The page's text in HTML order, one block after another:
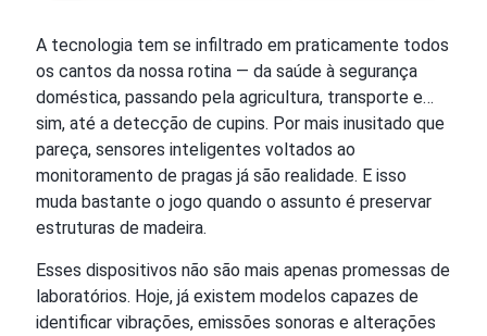
A tecnologia tem se infiltrado em praticamente todos
os cantos da nossa rotina — da saúde à segurança
doméstica, passando pela agricultura, transporte e…
sim, até a detecção de cupins. Por mais inusitado que
pareça, sensores inteligentes voltados ao
monitoramento de pragas já são realidade. E isso
muda bastante o jogo quando o assunto é preservar
estruturas de madeira.
Esses dispositivos não são mais apenas promessas de
laboratórios. Hoje, já existem modelos capazes de
identificar vibrações, emissões sonoras e alterações